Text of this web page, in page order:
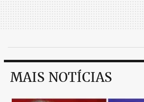
MAIS NOTÍCIAS